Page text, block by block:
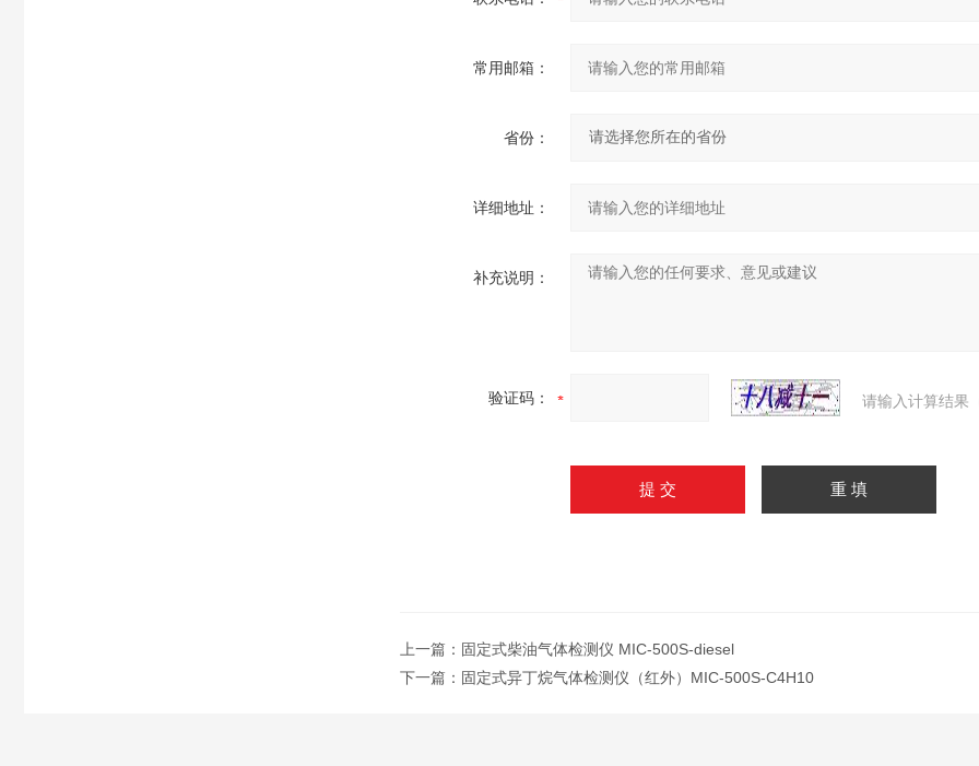
常用邮箱：
省份：
详细地址：
补充说明：
验证码： 请输入计算结果
上一篇： 固定式柴油气体检测仪 MIC-500S-diesel
下一篇： 固定式异丁烷气体检测仪（红外）MIC-500S-C4H10